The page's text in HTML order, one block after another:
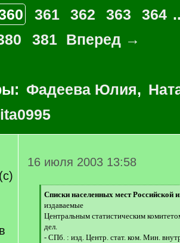
361 362 363 364
381 Вперед →
Фадеева Юлия,
16 июля 2003 13:58
[
q
]
Списки населенных мест Российской
издаваемые
Центральным статистическим
дел.
- СПб. : изд. Центр. стат. ком. Мин.